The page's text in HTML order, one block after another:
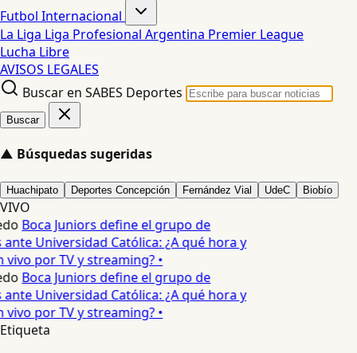
Futbol Internacional
La Liga Liga Profesional Argentina Premier League
Lucha Libre
AVISOS LEGALES
Buscar en SABES Deportes
Buscar
▲ Búsquedas sugeridas
Huachipato Deportes Concepción Fernández Vial UdeC Biobío
VIVO
Boca Juniors define el grupo de
Universidad Católica: ¿A qué hora y
por TV y streaming? •
Boca Juniors define el grupo de
Universidad Católica: ¿A qué hora y
por TV y streaming? •
Etiqueta